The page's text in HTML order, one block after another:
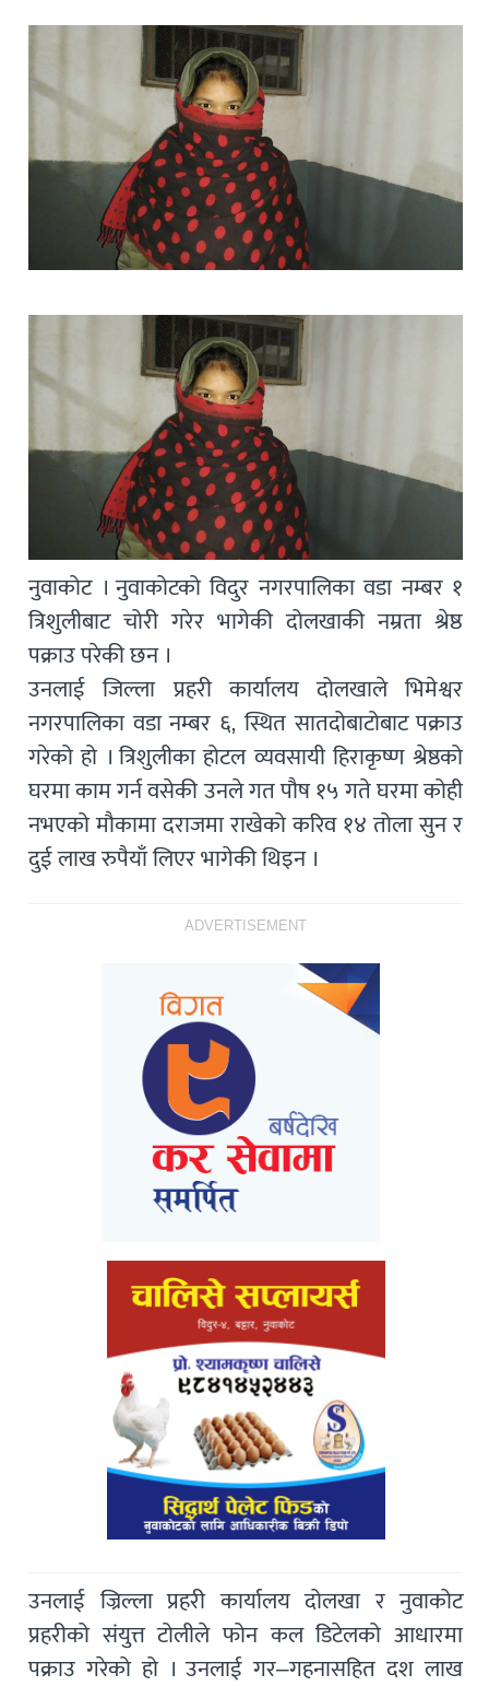
नुवाकोट । नुवाकोटको विदुर नगरपालिका वडा नम्बर १
त्रिशुलीबाट चोरी गरेर भागेकी दोलखाकी नम्रता श्रेष्ठ
पक्राउ परेकी छन ।
उनलाई जिल्ला प्रहरी कार्यालय दोलखाले भिमेश्वर
नगरपालिका वडा नम्बर ६, स्थित सातदोबाटोबाट पक्राउ
गरेको हो । त्रिशुलीका होटल व्यवसायी हिराकृष्ण श्रेष्ठको
घरमा काम गर्न वसेकी उनले गत पौष १५ गते घरमा कोही
नभएको मौकामा दराजमा राखेको करिव १४ तोला सुन र
दुई लाख रुपैयाँ लिएर भागेकी थिइन ।
ADVERTISEMENT
उनलाई ज्रिल्ला प्रहरी कार्यालय दोलखा र नुवाकोट
प्रहरीको संयुत्त टोलीले फोन कल डिटेलको आधारमा
पक्राउ गरेको हो । उनलाई गर–गहनासहित दश लाख